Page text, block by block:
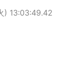
) 13:03:49.42